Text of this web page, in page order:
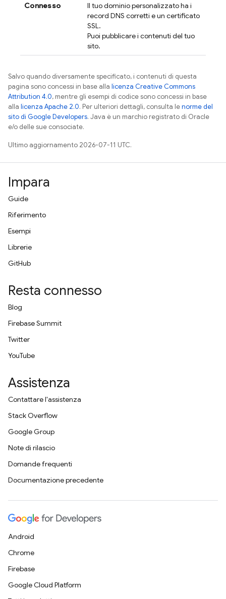
Connesso
Il tuo dominio personalizzato ha i
record DNS corretti e un certificato
SSL.
Puoi pubblicare i contenuti del tuo
sito.
Salvo quando diversamente specificato, i contenuti di questa
pagina sono concessi in base alla licenza Creative Commons
Attribution 4.0, mentre gli esempi di codice sono concessi in base
alla licenza Apache 2.0. Per ulteriori dettagli, consulta lenorme del
sito di Google Developers. Java è un marchio registrato di Oracle
e/o delle sue consociate.
Ultimo aggiornamento 2026-07-11 UTC.
Impara
Guide
Riferimento
Esempi
Librerie
GitHub
Resta connesso
Blog
Firebase Summit
Twitter
YouTube
Assistenza
Contattare l'assistenza
Stack Overflow
Google Group
Note di rilascio
Domande frequenti
Documentazione precedente
Android
Chrome
Firebase
Google Cloud Platform